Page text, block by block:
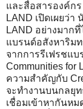
และสื่อสารองค์ก
LAND เปิดเผยว่
LAND อย่างมาก
แบรนด์อสังหาริม
จากการรีเฟรชแ
Communities for
ความสำคัญกับ
จะทํางานบนกลยุ
เชื่อมเข้าหากันห